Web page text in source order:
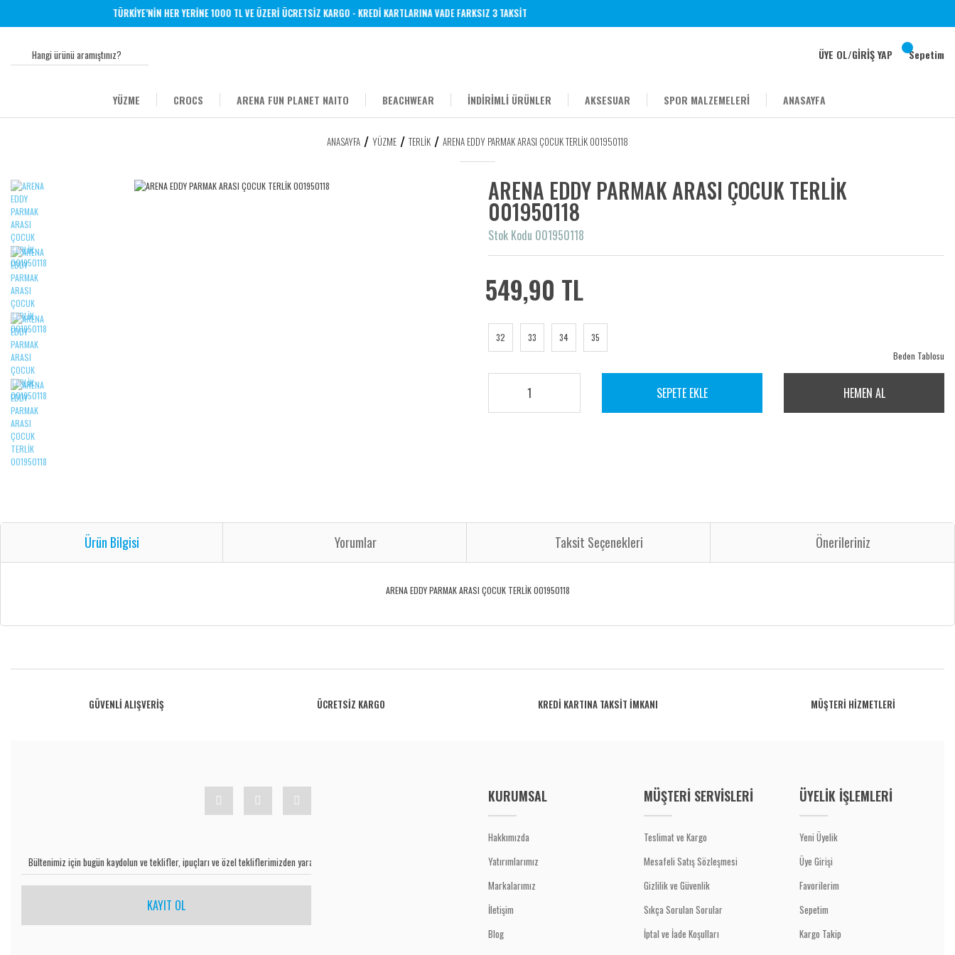
TÜRKİYE’NİN HER YERİNE 1000 TL VE ÜZERİ ÜCRETSİZ KARGO - KREDİ KARTLARINA VADE FARKSIZ 3 TAKSİT
ÜYE OL/GİRİŞ YAP Sepetim
YÜZME CROCS ARENA FUN PLANET NAITO BEACHWEAR İNDİRİMLİ ÜRÜNLER AKSESUAR SPOR MALZEMELERİ ANASAYFA
ANASAYFA YÜZME TERLIK ARENA EDDY PARMAK ARASI ÇOCUK TERLİK 001950118
ARENA EDDY PARMAK ARASI ÇOCUK TERLİK
001950118
Stok Kodu 001950118
549,90 TL
32 33 34
35
Beden Tablosu
SEPETE EKLE HEMEN AL
Ürün Bilgisi Yorumlar Taksit Seçenekleri Önerileriniz
ARENA EDDY PARMAK ARASI ÇOCUK TERLİK 001950118
Görüş ve önerileriniz için teşekkür ederiz.
Ürün resmi kalitesiz, bozuk veya görüntülenemiyor.
GÜVENLİ ALIŞVERİŞ ÜCRETSİZ KARGO KREDİ KARTINA TAKSİT İMKANI MÜŞTERİ HİZMETLERİ
KAYIT OL
KURUMSAL
Hakkımızda
Yatırımlarımız
Markalarımız
İletişim
Blog
MÜŞTERİ SERVİSLERİ
Teslimat ve Kargo
Mesafeli Satış Sözleşmesi
Gizlilik ve Güvenlik
Sıkça Sorulan Sorular
İptal ve İade Koşulları
ÜYELİK İŞLEMLERİ
Yeni Üyelik
Üye Girişi
Favorilerim
Sepetim
Kargo Takip